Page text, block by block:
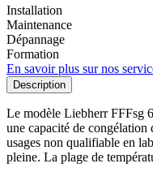
Installation
Maintenance
Dépannage
Formation
En savoir plus sur nos
Description
Le modèle Liebherr FFFsg
une capacité de
usages non qualifiable en
pleine. La plage de